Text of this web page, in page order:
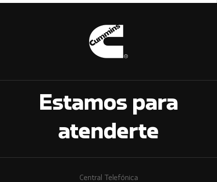
Estamos para
atenderte
Central Telefónica